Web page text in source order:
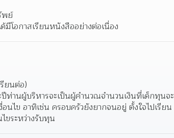
พย์
มีโอกาสเรียนหนังสืออย่างต่อเนื่อง
ยนต่อ)
านผู้บริหารจะเป็นผู้คำนวณจำนวนเงินที่เด็กทุนจะ
ไข อาทิเช่น ครอบครัวยังยากจนอยู่ ตั้งใจไปเรียน
ขระหว่างรับทุน